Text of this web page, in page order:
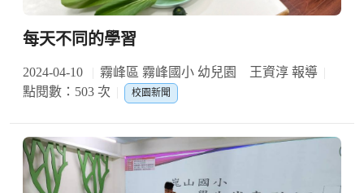
每天不同的學習
2024-04-10
霧峰區 霧峰國小 幼兒園 王資淳 報導
點閱數：503 次
校園新聞